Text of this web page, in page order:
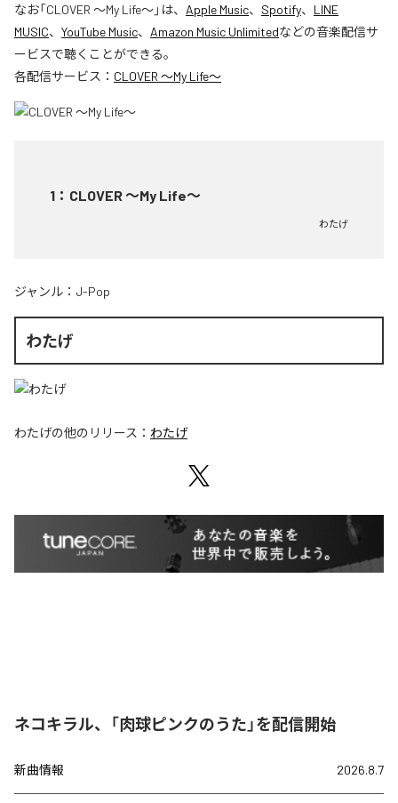
なお「CLOVER ～My Life～」は、 Apple Music、 Spotify、 LINE
MUSIC、 YouTube Music、 Amazon Music Unlimitedなどの音楽配信サ
ービスで聴くことができる。
各配信サービス： CLOVER ～My Life～
1 ： CLOVER ～My Life～
わたげ
ジャンル： J-Pop
わたげ
わたげの他のリリース： わたげ
ネコキラル、「肉球ピンクのうた」を配信開始
新曲情報 2026.8.7